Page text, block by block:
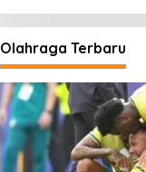
Olahraga Terbaru